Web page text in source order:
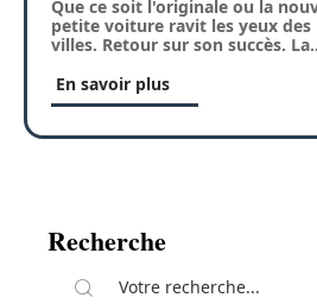
Que ce soit l'originale ou la
petite voiture ravit les yeux des
villes. Retour sur son succès. La
En savoir plus
Recherche